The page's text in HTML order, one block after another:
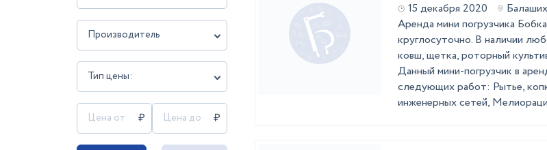
Производитель
Тип цены:
15 декабря 2020
Аренда мини погрузчика
круглосуточно. В наличии
ковш, щетка, роторный
Данный мини-погрузчик в
следующих работ: Рытье,
инженерных сетей,